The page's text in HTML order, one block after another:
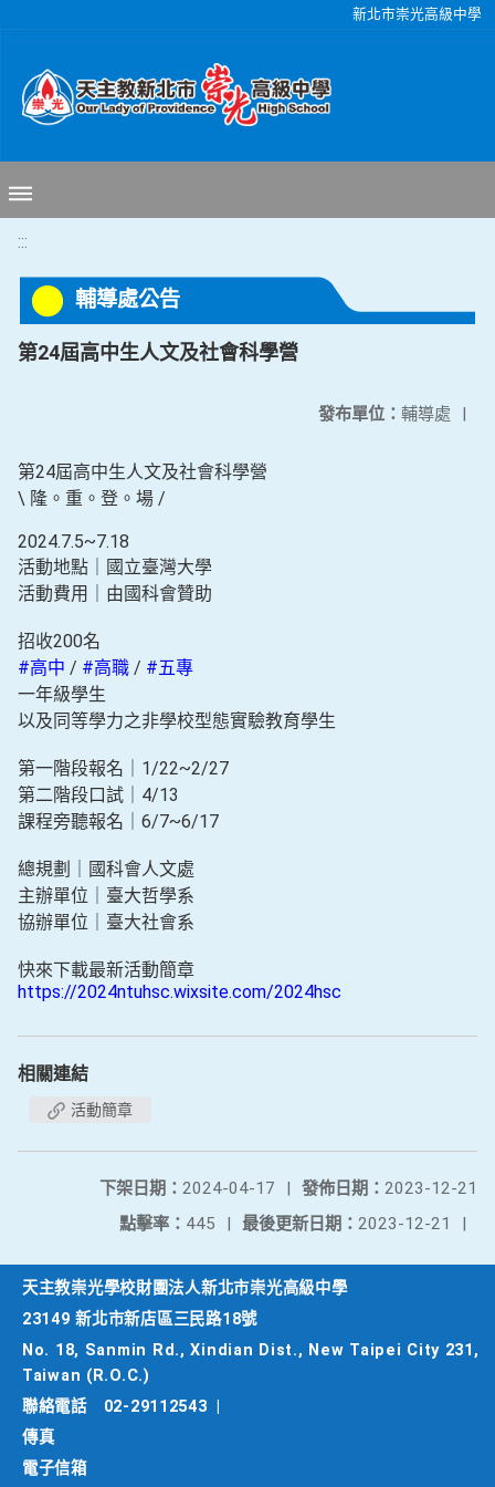
新北市崇光高級中學
:::
輔導處公告
第24屆高中生人文及社會科學營
發布單位： 輔導處 |
第24屆高中生人文及社會科學營
\ 隆。重。登。場 /
2024.7.5~7.18
活動地點｜國立臺灣大學
活動費用｜由國科會贊助
招收200名
#高中 / #高職 / #五專
一年級學生
以及同等學力之非學校型態實驗教育學生
第一階段報名｜1/22~2/27
第二階段口試｜4/13
課程旁聽報名｜6/7~6/17
總規劃｜國科會人文處
主辦單位｜臺大哲學系
協辦單位｜臺大社會系
快來下載最新活動簡章
https://2024ntuhsc.wixsite.com/2024hsc
相關連結
活動簡章
發佈日期： 2023-12-21
下架日期： 2024-04-17
|
最後更新日期： 2023-12-21 |
點擊率： 445 |
天主教崇光學校財團法人新北市崇光高級中學
23149 新北市新店區三民路18號
No. 18, Sanmin Rd., Xindian Dist., New Taipei City 231,
Taiwan (R.O.C.)
聯絡電話
02-29112543
傳真
電子信箱